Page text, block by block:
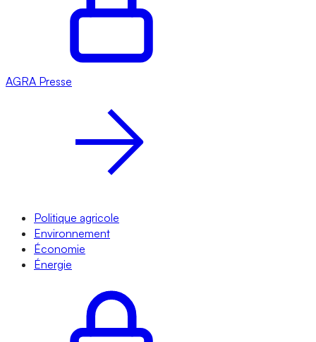
AGRA Presse
Politique agricole
Environnement
Économie
Énergie